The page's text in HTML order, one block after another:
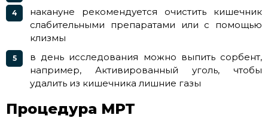
накануне рекомендуется очистить кишечник
слабительными препаратами или с помощью
клизмы
в день исследования можно выпить сорбент,
например, Активированный уголь, чтобы
удалить из кишечника лишние газы
Процедура МРТ